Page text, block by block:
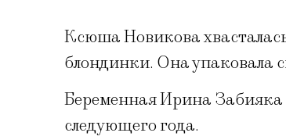
Ксюша Новикова
блондинки. Она упаковала
Беременная Ирина Забияка
следующего года.